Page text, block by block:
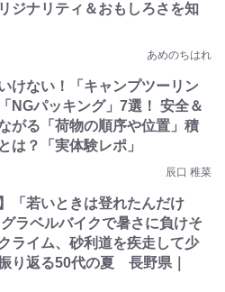
ジナリティ＆おもしろさを知
あめのちはれ
けない！「キャンプツーリン
NGパッキング」7選！ 安全＆
がる「荷物の順序や位置」積
は？「実体験レポ」
辰口 稚菜
「若いときは登れたんだけ
ラベルバイクで暑さに負けそ
ライム、砂利道を疾走して少
り返る50代の夏 長野県｜